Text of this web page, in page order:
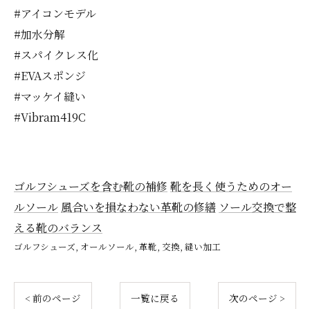
#アイコンモデル
#加水分解
#スパイクレス化
#EVAスポンジ
#マッケイ縫い
#Vibram419C
ゴルフシューズを含む靴の補修 靴を長く使うためのオー
ルソール 風合いを損なわない革靴の修繕 ソール交換で整
える靴のバランス
ゴルフシューズ オールソール 革靴 交換 縫い加工
< 前のページ 一覧に戻る 次のページ >